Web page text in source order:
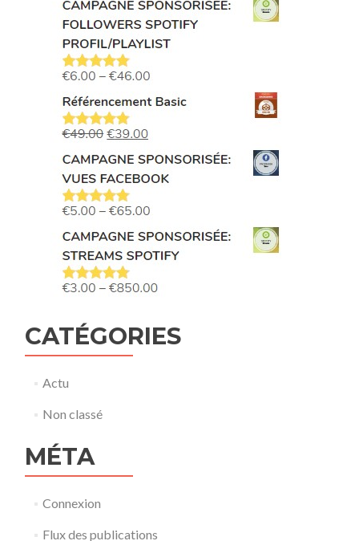
CATÉGORIES
Actu
Non classé
MÉTA
Connexion
Flux des publications